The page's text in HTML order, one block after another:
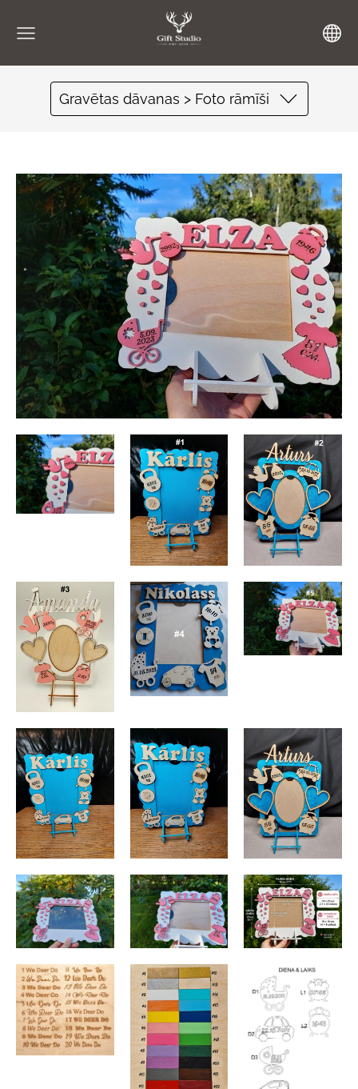
Gravētas dāvanas > Foto rāmīši